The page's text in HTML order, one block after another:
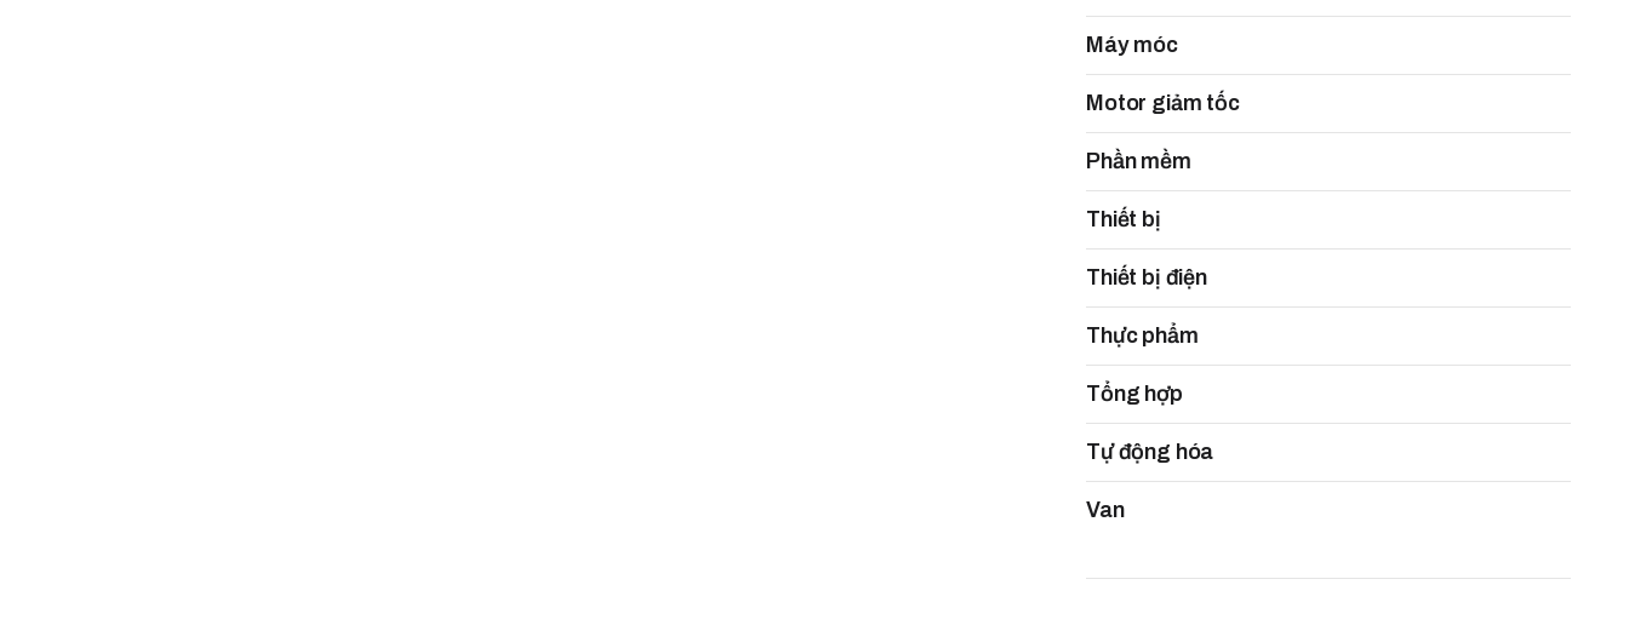
Máy móc
Motor giảm tốc
Phần mềm
Thiết bị
Thiết bị điện
Thực phẩm
Tổng hợp
Tự động hóa
Van